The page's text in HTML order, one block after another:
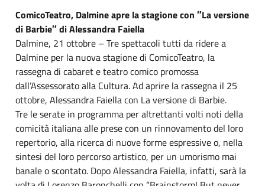
ComicoTeatro, Dalmine apre la stagione con ″La versione
di Barbie″ di Alessandra Faiella
Dalmine, 21 ottobre – Tre spettacoli tutti da ridere a
Dalmine per la nuova stagione di ComicoTeatro, la
rassegna di cabaret e teatro comico promossa
dall’Assessorato alla Cultura. Ad aprire la rassegna il 25
ottobre, Alessandra Faiella con La versione di Barbie.
Tre le serate in programma per altrettanti volti noti della
comicità italiana alle prese con un rinnovamento del loro
repertorio, alla ricerca di nuove forme espressive o, nella
sintesi del loro percorso artistico, per un umorismo mai
banale o scontato. Dopo Alessandra Faiella, infatti, sarà la